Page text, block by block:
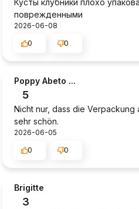
Кусты клубники плохо
поврежденными
2026-06-08
0
0
Poppy Abeto ...
5
Nicht nur, dass die Verpackung
sehr schön.
2026-06-05
0
0
Brigitte
3